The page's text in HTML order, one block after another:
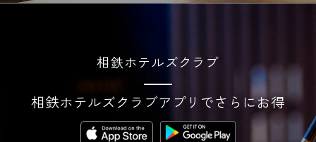
相鉄ホテルズクラブ
相鉄ホテルズクラブアプリでさらにお得